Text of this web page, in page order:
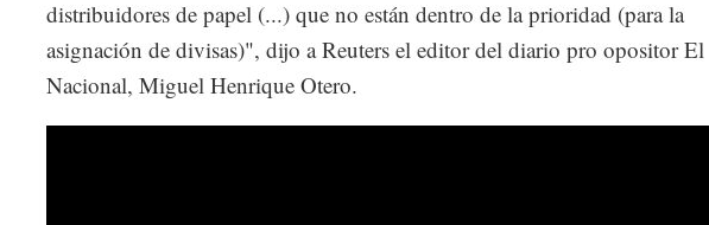
distribuidores de papel (...) que no están dentro de la prioridad (para la
asignación de divisas)", dijo a Reuters el editor del diario pro opositor El
Nacional, Miguel Henrique Otero.